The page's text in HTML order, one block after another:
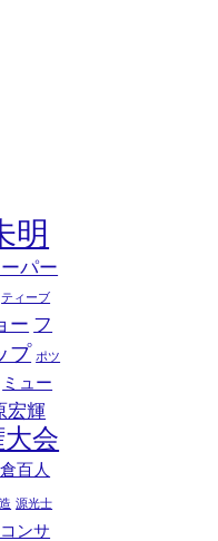
明
パー
ティーブ
ー フ
プ ポツ
ミュー
宏輝
会
百人
源光士
ンサ